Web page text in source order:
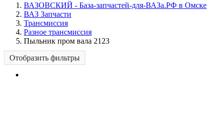
ВАЗОВСКИЙ - База-запчастей-для-ВАЗа.РФ в Омске
ВАЗ Запчасти
Трансмиссия
Разное трансмиссия
Пыльник пром вала 2123
Отобразить фильтры